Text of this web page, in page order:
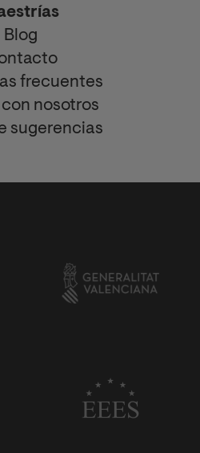
Blog
frecuentes
con nosotros
sugerencias